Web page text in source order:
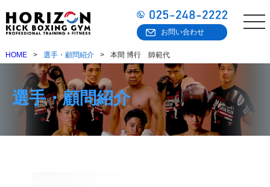
お問い合わせ
HOME 選手・顧問紹介 本間 博行 師範代
選手・顧問紹介